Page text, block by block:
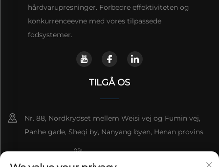
hårdvarupresninger. Forbedre effektiviteten og
konkurrenceevne med vores tilpassede
fodsystemer.
TILGÅ OS
Nr. 88, Nordkrydset mellem Weisi vej og Fumin vej,
Panhe gade, Sheqi by, Nanyang byen, Henan provins
+8615993153189